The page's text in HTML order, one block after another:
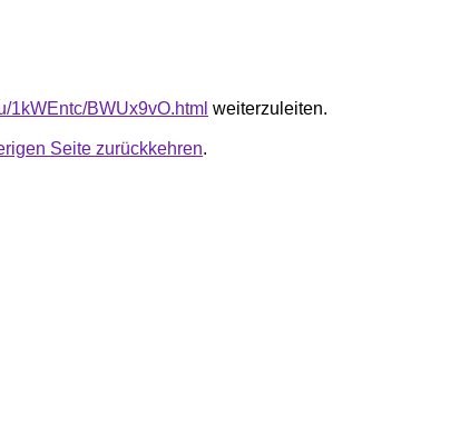
1kWEntc/BWUx9vO.html weiterzuleiten.
Seite zurückkehren.